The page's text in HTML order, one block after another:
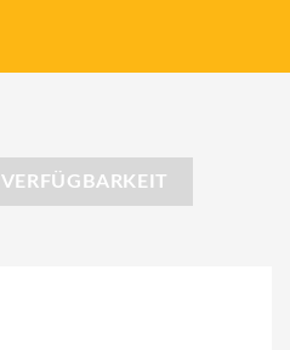
VERFÜGBARKEIT